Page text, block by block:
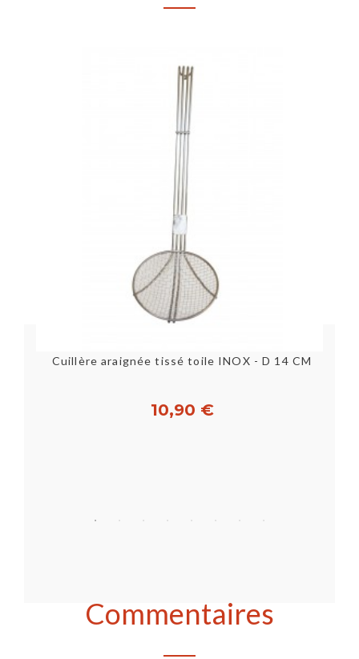
Cuillère araignée tissé toile INOX - D 14 CM
10,90 €
Commentaires